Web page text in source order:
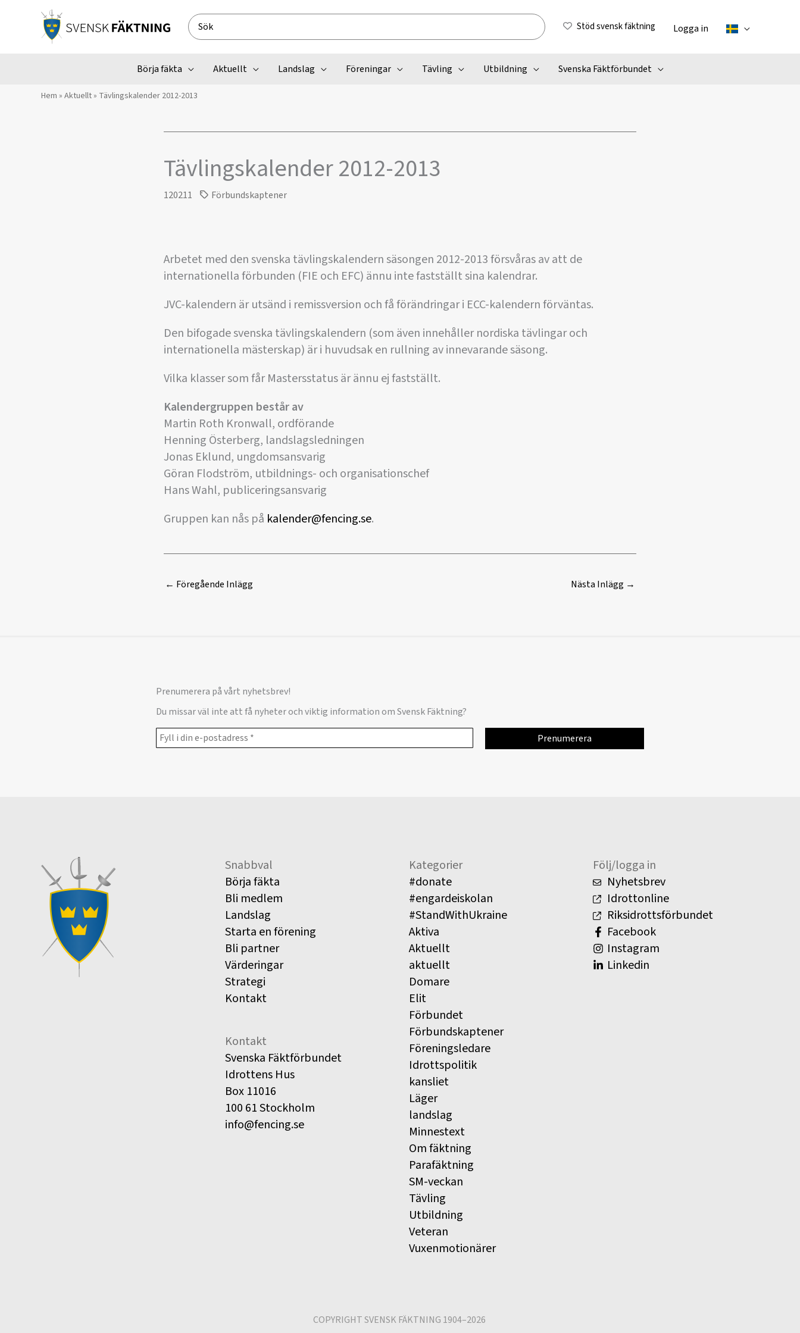
Search
for:
Stöd svensk fäktning Logga in
Börja fäkta Aktuellt Landslag Föreningar Tävling Utbildning Svenska Fäktförbundet
Hem » Aktuellt» Tävlingskalender 2012-2013
Tävlingskalender 2012-2013
120211 Förbundskaptener
Arbetet med den svenska tävlingskalendern säsongen 2012-2013 försvåras av att de
internationella förbunden (FIE och EFC) ännu inte fastställt sina kalendrar.
JVC-kalendern är utsänd i remissversion och få förändringar i ECC-kalendern förväntas.
Den bifogade svenska tävlingskalendern (som även innehåller nordiska tävlingar och
internationella mästerskap) är i huvudsak en rullning av innevarande säsong.
Vilka klasser som får Mastersstatus är ännu ej fastställt.
Kalendergruppen består av
Martin Roth Kronwall, ordförande
Henning Österberg, landslagsledningen
Jonas Eklund, ungdomsansvarig
Göran Flodström, utbildnings- och organisationschef
Hans Wahl, publiceringsansvarig
Gruppen kan nås på kalender@fencing.se.
← Föregående Inlägg Nästa Inlägg →
Prenumerera på vårt nyhetsbrev!
Du missar väl inte att få nyheter och viktig information om Svensk Fäktning?
Snabbval
Börja fäkta
Bli medlem
Landslag
Starta en förening
Bli partner
Värderingar
Strategi
Kontakt
Kontakt
Svenska Fäktförbundet
Idrottens Hus
Box 11016
100 61 Stockholm
info@fencing.se
Kategorier
#donate
#engardeiskolan
#StandWithUkraine
Aktiva
Aktuellt
aktuellt
Domare
Elit
Förbundet
Förbundskaptener
Föreningsledare
Idrottspolitik
kansliet
Läger
landslag
Minnestext
Om fäktning
Parafäktning
SM-veckan
Tävling
Utbildning
Veteran
Vuxenmotionärer
Följ/logga in
Nyhetsbrev
Idrottonline
Riksidrottsförbundet
Facebook
Instagram
Linkedin
COPYRIGHT SVENSK FÄKTNING 1904–2026